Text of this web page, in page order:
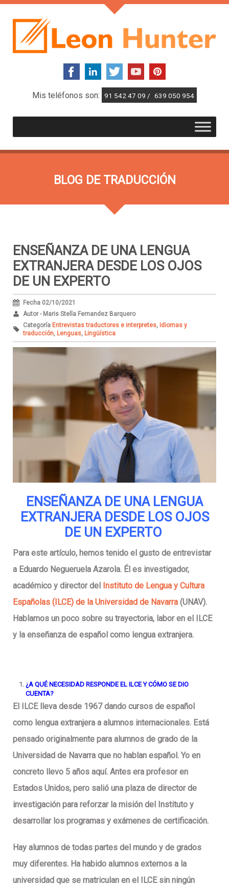
Mis teléfonos son: 91 542 47 09 / 639 050 954
BLOG DE TRADUCCIÓN
ENSEÑANZA DE UNA LENGUA
EXTRANJERA DESDE LOS OJOS
DE UN EXPERTO
Fecha 02/10/2021
Autor - Maris Stella Fernandez Barquero
Categoría Entrevistas traductores e interpretes, Idiomas y
traducción, Lenguas, Lingüística
ENSEÑANZA DE UNA LENGUA
EXTRANJERA DESDE LOS OJOS
DE UN EXPERTO
Para este artículo, hemos tenido el gusto de entrevistar
a Eduardo Negueruela Azarola. Él es investigador,
académico y director del
Instituto de Lengua y Cultura
Españolas (ILCE) de la Universidad de Navarra (UNAV).
Hablamos un poco sobre su trayectoria, labor en el ILCE
y la enseñanza de español como lengua extranjera.
¿A QUÉ NECESIDAD RESPONDE EL ILCE Y CÓMO SE DIO
CUENTA?
El ILCE lleva desde 1967 dando cursos de español
como lengua extranjera a alumnos internacionales. Está
pensado originalmente para alumnos de grado de la
Universidad de Navarra que no hablan español. Yo en
concreto llevo 5 años aquí. Antes era profesor en
Estados Unidos, pero salió una plaza de director de
investigación para reforzar la misión del Instituto y
desarrollar los programas y exámenes de certificación.
Hay alumnos de todas partes del mundo y de grados
muy diferentes. Ha habido alumnos externos a la
universidad que se matriculan en el ILCE sin ningún